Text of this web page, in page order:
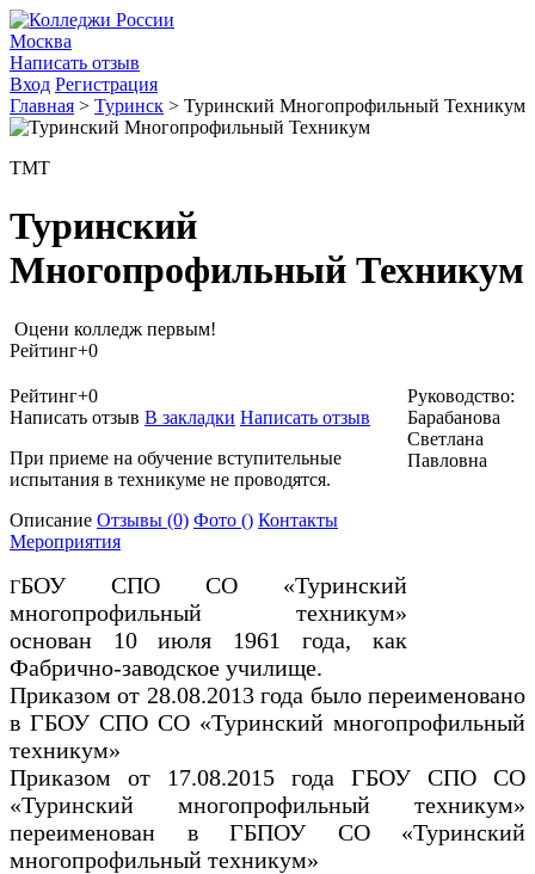
Москва
Написать отзыв
Вход Регистрация
Главная > Туринск > Туринский Многопрофильный Техникум
ТМТ
Туринский
Многопрофильный Техникум
Оцени колледж первым!
Рейтинг+0
Руководство:
Барабанова
Светлана
Павловна
Рейтинг+0
Написать отзыв В закладки Написать отзыв
При приеме на обучение вступительные
испытания в техникуме не проводятся.
Описание Отзывы (0) Фото () Контакты
Мероприятия
ГБОУ СПО СО «Туринский
многопрофильный техникум»
основан 10 июля 1961 года, как
Фабрично-заводское училище.
Приказом от 28.08.2013 года было переименовано
в ГБОУ СПО СО «Туринский многопрофильный
техникум»
Приказом от 17.08.2015 года ГБОУ СПО СО
«Туринский многопрофильный техникум»
переименован в ГБПОУ СО «Туринский
многопрофильный техникум»